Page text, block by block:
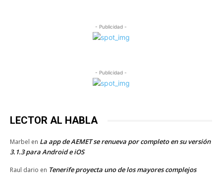
- Publicidad -
- Publicidad -
LECTOR AL HABLA
Marbel en La app de AEMET se renueva por completo en su versión
3.1.3 para Android e iOS
Raul dario en Tenerife proyecta uno de los mayores complejos